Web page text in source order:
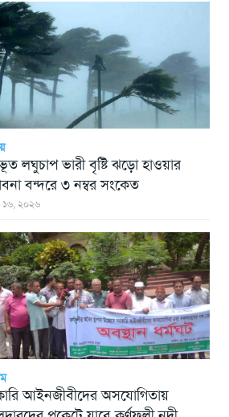
লঘুচাপ ভারী বৃষ্টি ঝড়ো হাওয়ার
বন্দরে ৩ নম্বর সংকেত
১৬, ২০২৬
আইনজীবীদের অসযোগিতায়